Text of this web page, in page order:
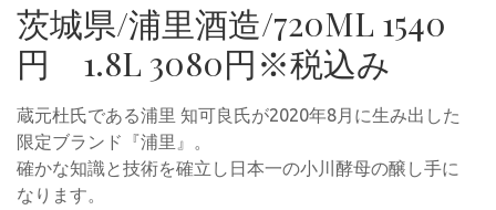
茨城県/浦里酒造/720ML 1540
円 1.8L 3080円※税込み
蔵元杜氏である浦里 知可良氏が2020年8月に生み出した
限定ブランド『浦里』。
確かな知識と技術を確立し日本一の小川酵母の醸し手に
なります。